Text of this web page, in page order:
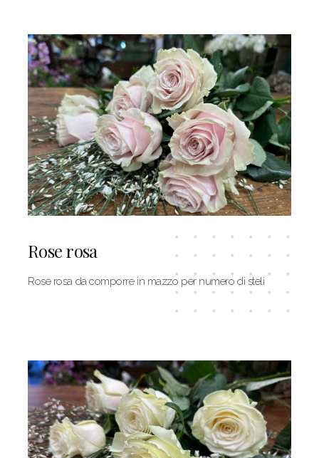
Rose rosa
Rose rosa da comporre in mazzo per numero di steli